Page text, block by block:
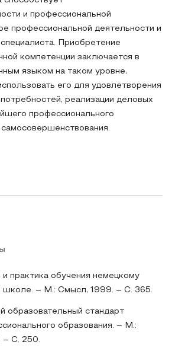
и профессиональной
профессиональной деятельности и
Приобретение
компетенции заключается в
языком на таком уровне,
его для удовлетворения
реализации деловых
профессионального
практика обучения немецкому
школе. – М.: Смысл, 1999. – С. 365.
образовательный стандарт
образования. – М.:
– С. 250.